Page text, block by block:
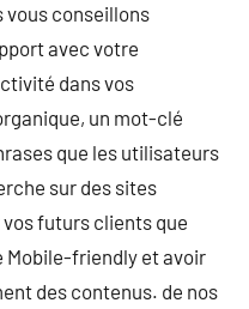
conseillons
avec votre
dans vos
un mot-clé
que les utilisateurs
sur des sites
futurs clients que
Mobile-friendly et avoir
des contenus. de nos